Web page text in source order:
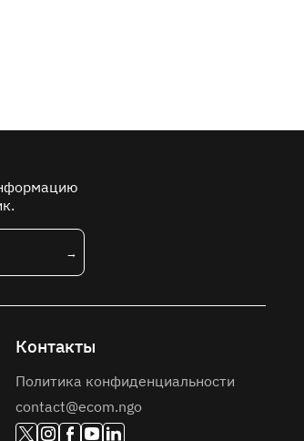
Контакты
Политика конфиденциальности
contact@ecom.ngo